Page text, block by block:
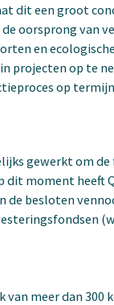
dit een groot
oorsprong van
en
projecten op te
op
gewerkt om
moment heeft
de besloten
meer dan 300